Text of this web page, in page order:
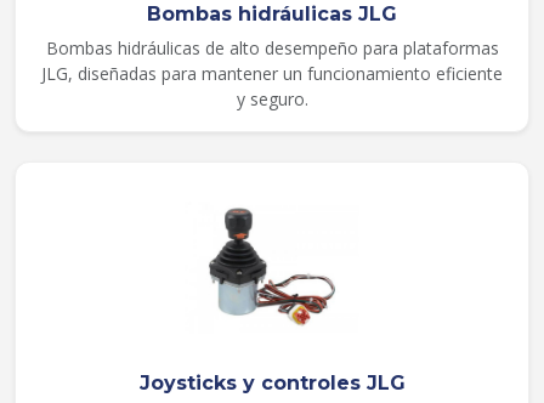
Bombas hidráulicas JLG
Bombas hidráulicas de alto desempeño para plataformas
JLG, diseñadas para mantener un funcionamiento eficiente
y seguro.
Joysticks y controles JLG